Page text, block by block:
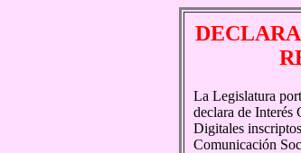
La Legislatura
declara de Interés
Digitales
Comunicación